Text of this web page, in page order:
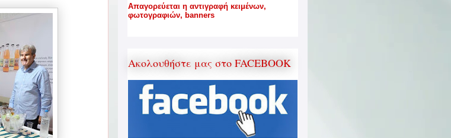
Aπαγορεύεται η αντιγραφή κειμένων,
φωτογραφιών, banners
Ακολουθήστε μας στο FACEBOOK